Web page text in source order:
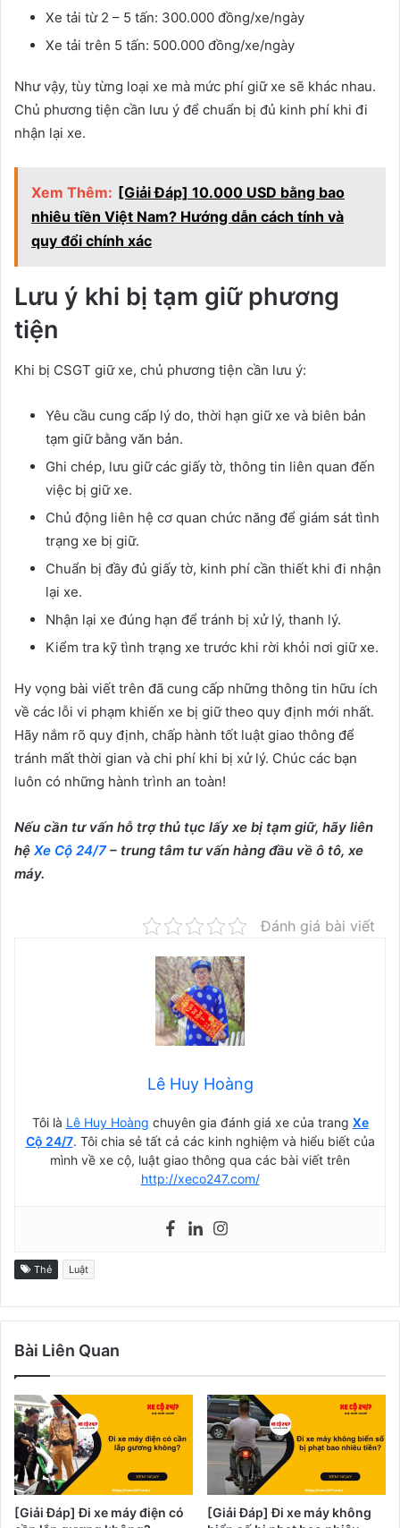
Xe tải từ 2 – 5 tấn: 300.000 đồng/xe/ngày
Xe tải trên 5 tấn: 500.000 đồng/xe/ngày
Như vậy, tùy từng loại xe mà mức phí giữ xe sẽ khác nhau.
Chủ phương tiện cần lưu ý để chuẩn bị đủ kinh phí khi đi
nhận lại xe.
Xem Thêm: [Giải Đáp] 10.000 USD bằng bao
nhiêu tiền Việt Nam? Hướng dẫn cách tính và
quy đổi chính xác
Lưu ý khi bị tạm giữ phương
tiện
Khi bị CSGT giữ xe, chủ phương tiện cần lưu ý:
Yêu cầu cung cấp lý do, thời hạn giữ xe và biên bản
tạm giữ bằng văn bản.
Ghi chép, lưu giữ các giấy tờ, thông tin liên quan đến
việc bị giữ xe.
Chủ động liên hệ cơ quan chức năng để giám sát tình
trạng xe bị giữ.
Chuẩn bị đầy đủ giấy tờ, kinh phí cần thiết khi đi nhận
lại xe.
Nhận lại xe đúng hạn để tránh bị xử lý, thanh lý.
Kiểm tra kỹ tình trạng xe trước khi rời khỏi nơi giữ xe.
Hy vọng bài viết trên đã cung cấp những thông tin hữu ích
về các lỗi vi phạm khiến xe bị giữ theo quy định mới nhất.
Hãy nắm rõ quy định, chấp hành tốt luật giao thông để
tránh mất thời gian và chi phí khi bị xử lý. Chúc các bạn
luôn có những hành trình an toàn!
Nếu cần tư vấn hỗ trợ thủ tục lấy xe bị tạm giữ, hãy liên
hệ Xe Cộ 24/7 – trung tâm tư vấn hàng đầu về ô tô, xe
máy.
Đánh giá bài viết
Lê Huy Hoàng
Tôi là Lê Huy Hoàng chuyên gia đánh giá xe của trang Xe
Cộ 24/7. Tôi chia sẻ tất cả các kinh nghiệm và hiểu biết của
mình về xe cộ, luật giao thông qua các bài viết trên
http://xeco247.com/
Thẻ Luật
Bài Liên Quan
[Giải Đáp] Đi xe máy điện có
[Giải Đáp] Đi xe máy không